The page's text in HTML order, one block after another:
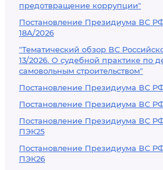
предотвращение коррупции"
Постановление Президиума ВС РФ
18А/2026
"Тематический обзор ВС
13/2026. О судебной практике по
самовольным строительством"
Постановление Президиума ВС РФ
Постановление Президиума ВС РФ
Постановление Президиума ВС РФ
ПЭК25
Постановление Президиума ВС РФ
ПЭК26